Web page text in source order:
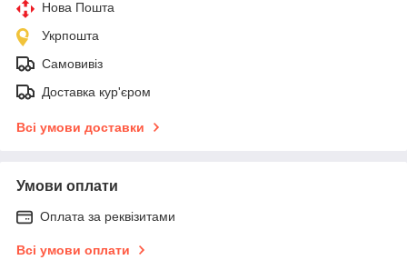
Нова Пошта
Укрпошта
Самовивіз
Доставка кур'єром
Всі умови доставки
Умови оплати
Оплата за реквізитами
Всі умови оплати